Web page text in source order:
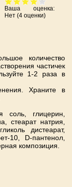
Ваша оценка:
Нет (4оценки)
количество
частичек
1-2 раза в
Храните в
соль, глицерин,
стеарат натрия,
дистеарат,
10, D-пантенол,
композиция.